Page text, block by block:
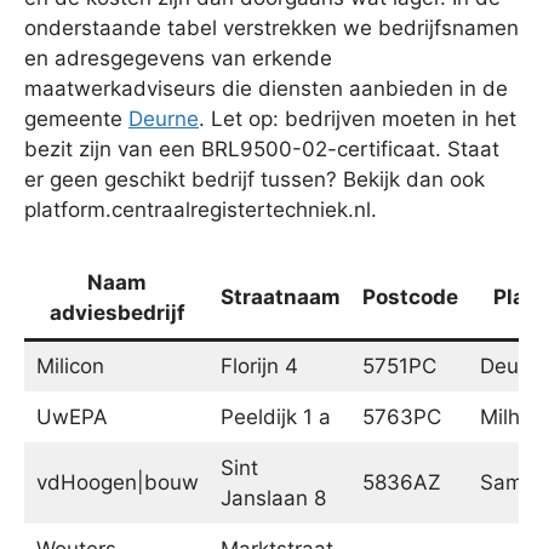
onderstaande tabel verstrekken we bedrijfsnamen
en adresgegevens van erkende
maatwerkadviseurs die diensten aanbieden in de
gemeente Deurne. Let op: bedrijven moeten in het
bezit zijn van een BRL9500-02-certificaat. Staat
er geen geschikt bedrijf tussen? Bekijk dan ook
platform.centraalregistertechniek.nl.
Naam
adviesbedrijf
Straatnaam Postcode
Milicon Florijn 4 5751PC
UwEPA Peeldijk 1 a 5763PC
vdHoogen|bouw
Sint
Janslaan 8
5836AZ